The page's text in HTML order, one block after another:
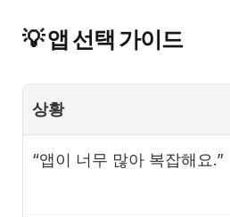
💡 앱 선택 가이드
상황
“앱이 너무 많아 복잡해요.”